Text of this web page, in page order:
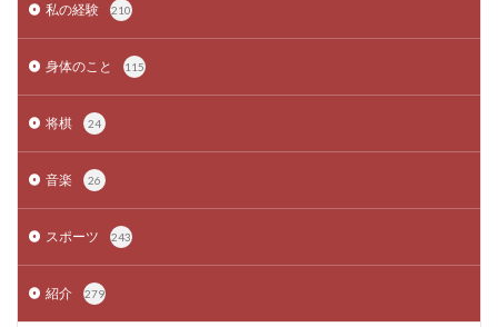
私の経験 210
身体のこと 115
将棋 24
音楽 26
スポーツ 243
紹介 279